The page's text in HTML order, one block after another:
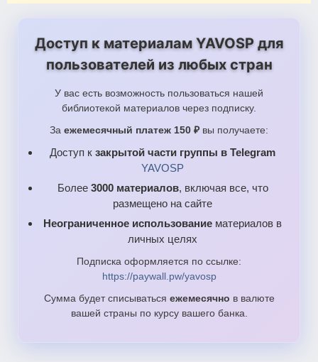
Доступ к материалам YAVOSP для
пользователей из любых стран
У вас есть возможность пользоваться нашей
библиотекой материалов через подписку.
За ежемесячный платеж 150 ₽ вы получаете:
Доступ к закрытой части группы в Telegram
YAVOSP
Более 3000 материалов, включая все, что
размещено на сайте
Неограниченное использование материалов в
личных целях
Подписка оформляется по ссылке:
https://paywall.pw/yavosp
Сумма будет списываться ежемесячно в валюте
вашей страны по курсу вашего банка.